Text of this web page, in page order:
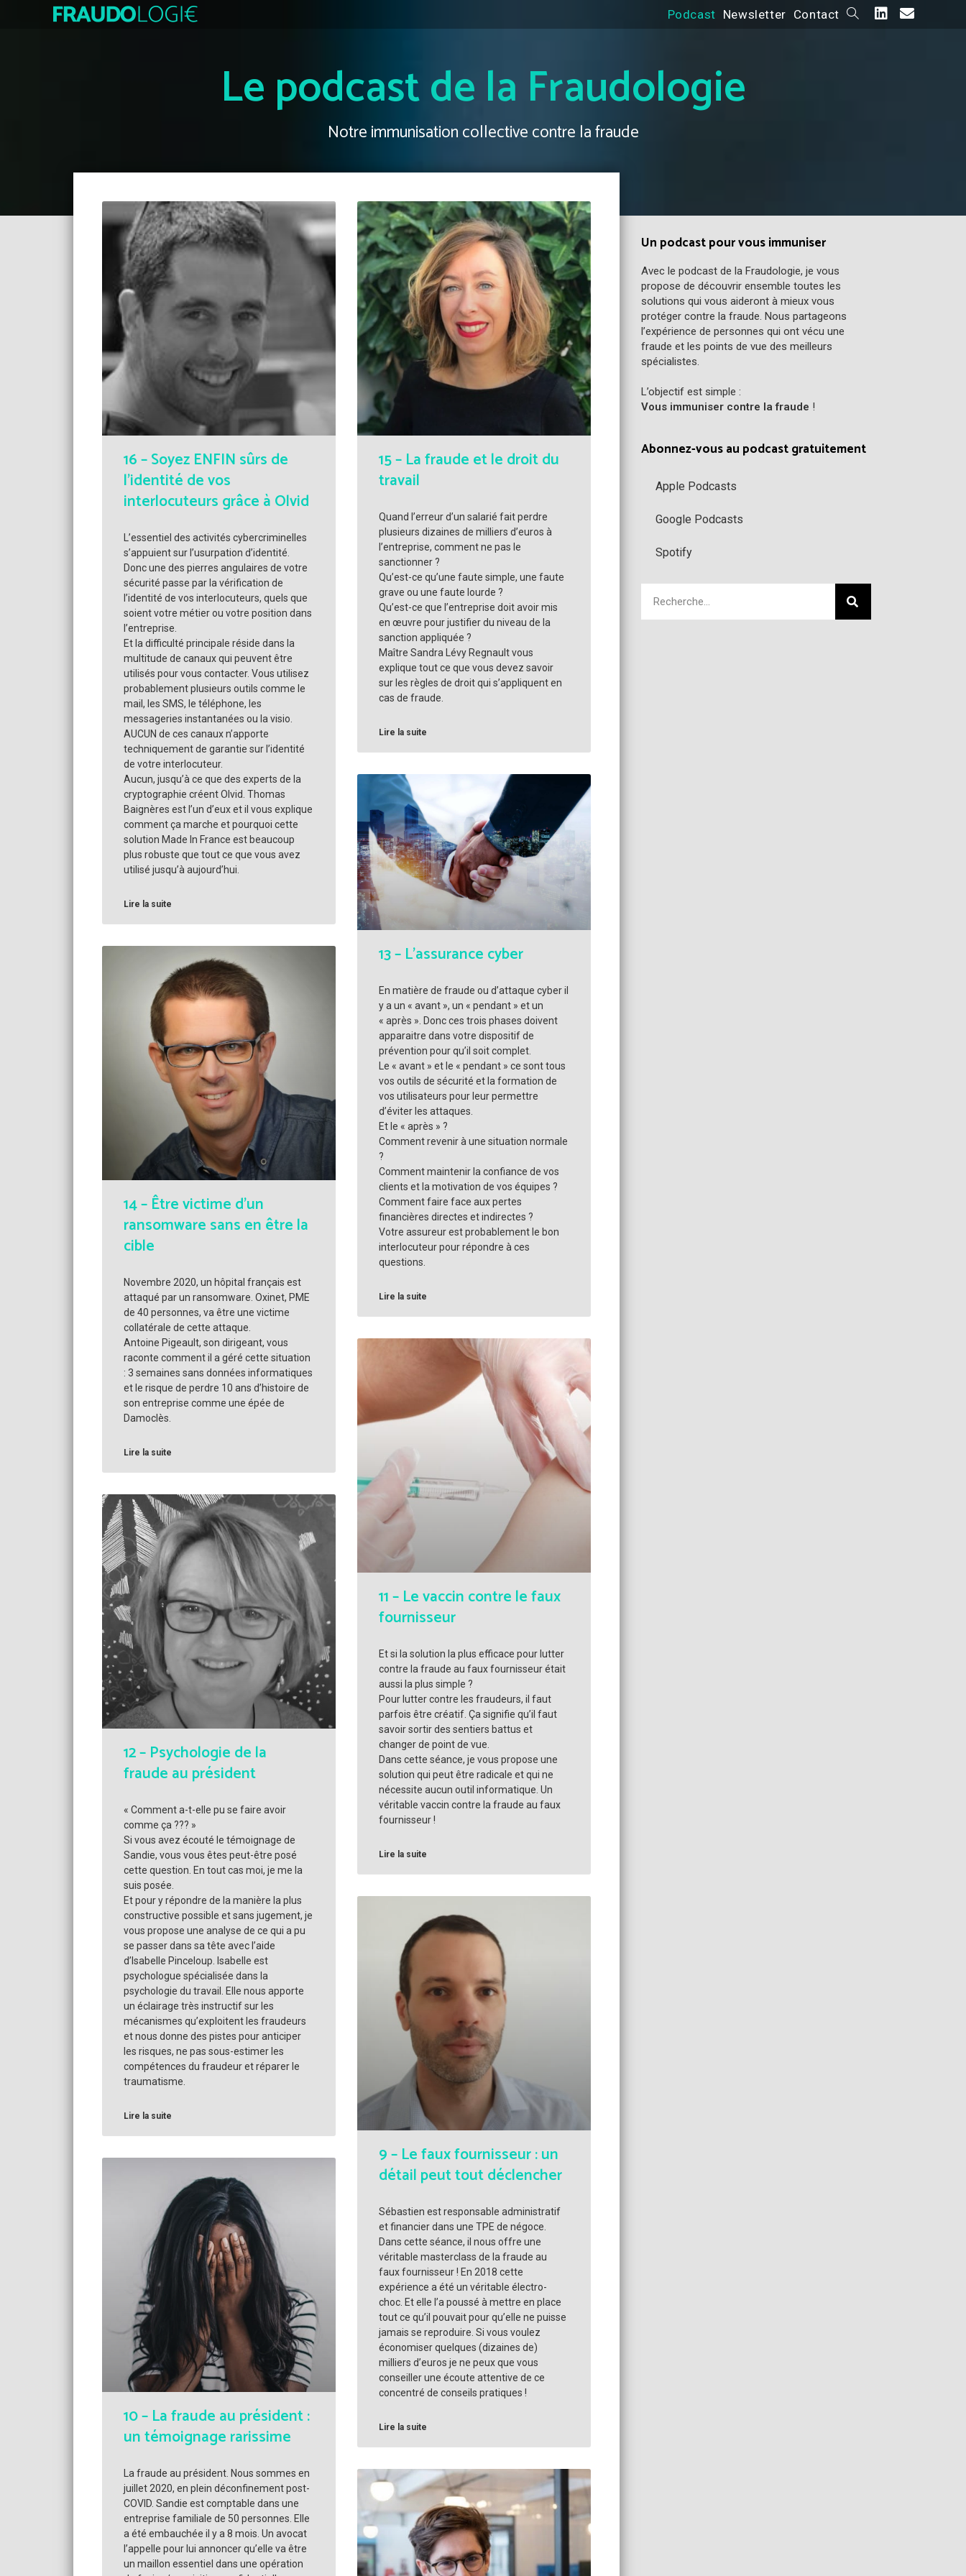
Podcast Newsletter Contact
Le podcast de la Fraudologie
Notre immunisation collective contre la fraude
16 – Soyez ENFIN sûrs de
l’identité de vos
interlocuteurs grâce à Olvid
L’essentiel des activités cybercriminelles
s’appuient sur l’usurpation d’identité.
Donc une des pierres angulaires de votre
sécurité passe par la vérification de
l’identité de vos interlocuteurs, quels que
soient votre métier ou votre position dans
l’entreprise.
Et la difficulté principale réside dans la
multitude de canaux qui peuvent être
utilisés pour vous contacter. Vous utilisez
probablement plusieurs outils comme le
mail, les SMS, le téléphone, les
messageries instantanées ou la visio.
AUCUN de ces canaux n’apporte
techniquement de garantie sur l’identité
de votre interlocuteur.
Aucun, jusqu’à ce que des experts de la
cryptographie créent Olvid. Thomas
Baignères est l’un d’eux et il vous explique
comment ça marche et pourquoi cette
solution Made In France est beaucoup
plus robuste que tout ce que vous avez
utilisé jusqu’à aujourd’hui.
Lire la suite
15 – La fraude et le droit du
travail
Quand l’erreur d’un salarié fait perdre
plusieurs dizaines de milliers d’euros à
l’entreprise, comment ne pas le
sanctionner ?
Qu’est-ce qu’une faute simple, une faute
grave ou une faute lourde ?
Qu’est-ce que l’entreprise doit avoir mis
en œuvre pour justifier du niveau de la
sanction appliquée ?
Maître Sandra Lévy Regnault vous
explique tout ce que vous devez savoir
sur les règles de droit qui s’appliquent en
cas de fraude.
Lire la suite
14 – Être victime d’un
ransomware sans en être la
cible
Novembre 2020, un hôpital français est
attaqué par un ransomware. Oxinet, PME
de 40 personnes, va être une victime
collatérale de cette attaque.
Antoine Pigeault, son dirigeant, vous
raconte comment il a géré cette situation
: 3 semaines sans données informatiques
et le risque de perdre 10 ans d’histoire de
son entreprise comme une épée de
Damoclès.
Lire la suite
13 – L’assurance cyber
En matière de fraude ou d’attaque cyber il
y a un « avant », un « pendant » et un
« après ». Donc ces trois phases doivent
apparaitre dans votre dispositif de
prévention pour qu’il soit complet.
Le « avant » et le « pendant » ce sont tous
vos outils de sécurité et la formation de
vos utilisateurs pour leur permettre
d’éviter les attaques.
Et le « après » ?
Comment revenir à une situation normale
?
Comment maintenir la confiance de vos
clients et la motivation de vos équipes ?
Comment faire face aux pertes
financières directes et indirectes ?
Votre assureur est probablement le bon
interlocuteur pour répondre à ces
questions.
Lire la suite
12 – Psychologie de la
fraude au président
« Comment a-t-elle pu se faire avoir
comme ça ??? »
Si vous avez écouté le témoignage de
Sandie, vous vous êtes peut-être posé
cette question. En tout cas moi, je me la
suis posée.
Et pour y répondre de la manière la plus
constructive possible et sans jugement, je
vous propose une analyse de ce qui a pu
se passer dans sa tête avec l’aide
d’Isabelle Pinceloup. Isabelle est
psychologue spécialisée dans la
psychologie du travail. Elle nous apporte
un éclairage très instructif sur les
mécanismes qu’exploitent les fraudeurs
et nous donne des pistes pour anticiper
les risques, ne pas sous-estimer les
compétences du fraudeur et réparer le
traumatisme.
Lire la suite
11 – Le vaccin contre le faux
fournisseur
Et si la solution la plus efficace pour lutter
contre la fraude au faux fournisseur était
aussi la plus simple ?
Pour lutter contre les fraudeurs, il faut
parfois être créatif. Ça signifie qu’il faut
savoir sortir des sentiers battus et
changer de point de vue.
Dans cette séance, je vous propose une
solution qui peut être radicale et qui ne
nécessite aucun outil informatique. Un
véritable vaccin contre la fraude au faux
fournisseur !
Lire la suite
10 – La fraude au président :
un témoignage rarissime
La fraude au président. Nous sommes en
juillet 2020, en plein déconfinement post-
COVID. Sandie est comptable dans une
entreprise familiale de 50 personnes. Elle
a été embauchée il y a 8 mois. Un avocat
l’appelle pour lui annoncer qu’elle va être
un maillon essentiel dans une opération
9 – Le faux fournisseur : un
détail peut tout déclencher
Sébastien est responsable administratif
et financier dans une TPE de négoce.
Dans cette séance, il nous offre une
véritable masterclass de la fraude au
faux fournisseur ! En 2018 cette
expérience a été un véritable électro-
choc. Et elle l’a poussé à mettre en place
tout ce qu’il pouvait pour qu’elle ne puisse
jamais se reproduire. Si vous voulez
économiser quelques (dizaines de)
milliers d’euros je ne peux que vous
conseiller une écoute attentive de ce
concentré de conseils pratiques !
Lire la suite
Un podcast pour vous immuniser
Avec le podcast de la Fraudologie, je vous
propose de découvrir ensemble toutes les
solutions qui vous aideront à mieux vous
protéger contre la fraude. Nous partageons
l’expérience de personnes qui ont vécu une
fraude et les points de vue des meilleurs
spécialistes.
L’objectif est simple :
Vous immuniser contre la fraude !
Abonnez-vous au podcast gratuitement
Apple Podcasts
Google Podcasts
Spotify